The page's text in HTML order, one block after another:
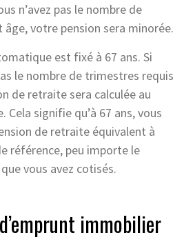
n’avez pas le nombre de
votre pension sera minorée.
est fixé à 67 ans. Si
le nombre de trimestres requis
de retraite sera calculée au
Cela signifie qu’à 67 ans, vous
de retraite équivalent à
référence, peu importe le
vous avez cotisés.
immobilier